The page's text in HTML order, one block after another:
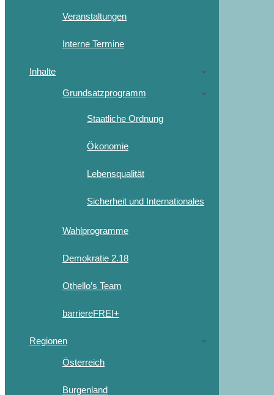
Veranstaltungen
Interne Termine
Inhalte
Grundsatzprogramm
Staatliche Ordnung
Ökonomie
Lebensqualität
Sicherheit und Internationales
Wahlprogramme
Demokratie 2.18
Othello’s Team
barriereFREI+
Regionen
Österreich
Burgenland